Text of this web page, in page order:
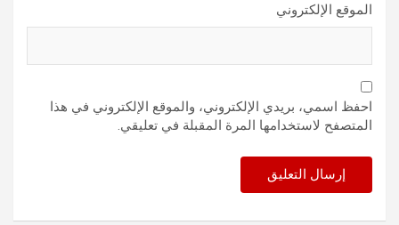
الموقع الإلكتروني
احفظ اسمي، بريدي الإلكتروني، والموقع الإلكتروني في هذا
المتصفح لاستخدامها المرة المقبلة في تعليقي.